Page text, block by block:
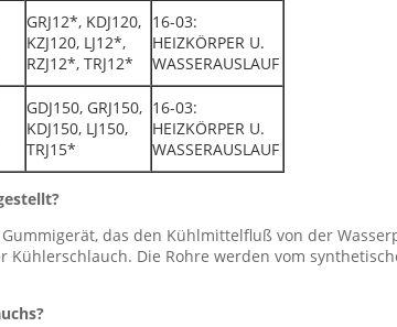
GRJ12*, KDJ120,
KZJ120, LJ12*,
RZJ12*, TRJ12*
16-03:
HEIZKÖRPER U.
WASSERAUSLAUF
GDJ150, GRJ150,
KDJ150, LJ150,
TRJ15*
16-03:
HEIZKÖRPER U.
WASSERAUSLAUF
das den Kühlmittelfluß von der
Die Rohre werden vom